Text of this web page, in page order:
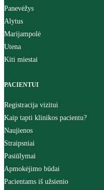
Panevėžys
Alytus
Marijampolė
Utena
Kiti miestai
PACIENTUI
Registracija vizitui
Kaip tapti klinikos pacientu?
Naujienos
Straipsniai
Pasiūlymai
Apmokėjimo būdai
Pacientams iš užsienio